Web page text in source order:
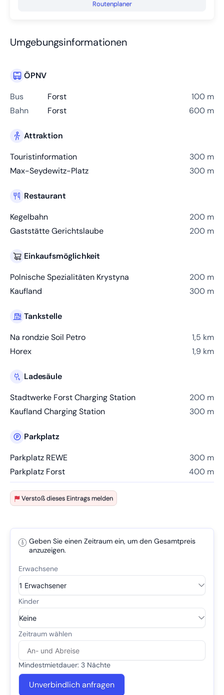
Routenplaner
Umgebungsinformationen
ÖPNV
Bus
Forst
100 m
Bahn
Forst 600 m
Attraktion
Touristinformation
300 m
Max-Seydewitz-Platz
300 m
Restaurant
Kegelbahn
200 m
Gaststätte Gerichtslaube
200 m
Einkaufsmöglichkeit
Polnische Spezialitäten Krystyna
200 m
Kaufland
300 m
Tankstelle
Na rondzie Soil Petro
1,5 km
Horex
1,9 km
Ladesäule
Stadtwerke Forst Charging Station
200 m
Kaufland Charging Station
300 m
Parkplatz
Parkplatz REWE
300 m
Parkplatz Forst
400 m
Verstoß dieses Eintrags melden
Geben Sie einen Zeitraum ein, um den Gesamtpreis
anzuzeigen.
Mindestmietdauer: 3 Nächte
Unverbindlich anfragen